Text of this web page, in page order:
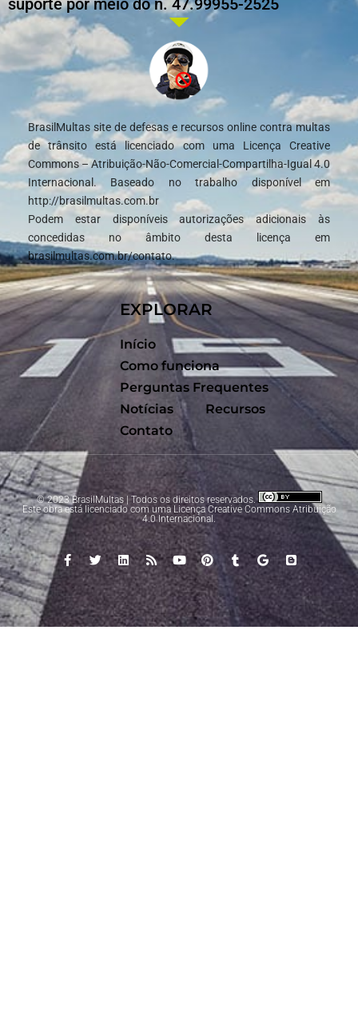
suporte por meio do n. 47.99955-2525
BrasilMultas site de defesas e recursos online contra multas
de trânsito está licenciado com uma Licença Creative
Commons – Atribuição-Não-Comercial-Compartilha-Igual 4.0
Internacional. Baseado no trabalho disponível em
http://brasilmultas.com.br
Podem estar disponíveis autorizações adicionais às
concedidas no âmbito desta licença em
brasilmultas.com.br/contato.
EXPLORAR
Início
Como funciona
Perguntas Frequentes
Notícias
Recursos
Contato
© 2023 BrasilMultas | Todos os direitos reservados.
Este obra está licenciado com uma LicençaCreative Commons Atribuição
4.0 Internacional